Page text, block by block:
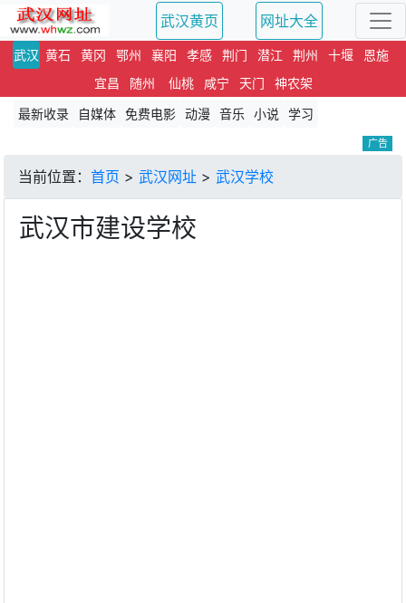
武汉黄页 网址大全
武汉 黄石 黄冈 鄂州 襄阳 孝感 荆门 潜江 荆州 十堰
恩施
宜昌
随州 仙桃 咸宁 天门
神农架
最新收录
自媒体 免费电影 动漫 音乐 小说 学习
广告
当前位置： 首页 > 武汉网址 > 武汉学校
武汉市建设学校